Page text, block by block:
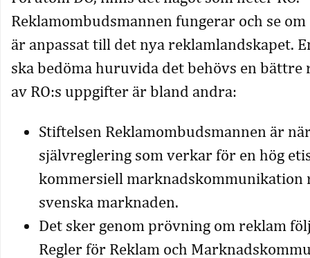
Reklamombudsmannen fungerar och se
är anpassat till det nya reklamlandskapet.
ska bedöma huruvida det behövs en bättre
av RO:s uppgifter är bland andra:
Stiftelsen Reklamombudsmannen är
självreglering som verkar för en hög
kommersiell marknadskommunikation
svenska marknaden.
Det sker genom prövning om reklam
Regler för Reklam och